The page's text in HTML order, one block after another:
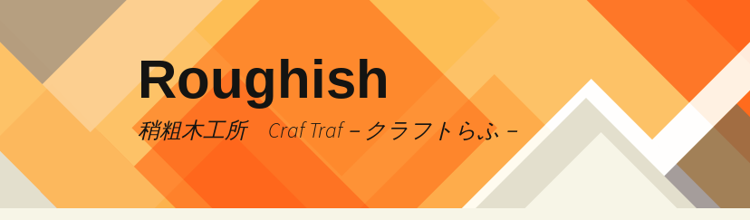
テ
キ
プ
Roughish
稍粗木工所 Craf Traf－クラフトらふ－